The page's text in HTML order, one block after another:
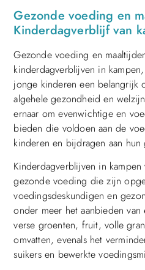
Gezonde voeding en
Kinderdagverblijf van
Gezonde voeding en
kinderdagverblijven in
jonge kinderen een belangrijk
algehele gezondheid en
ernaar om evenwichtige en
bieden die voldoen aan de
kinderen en bijdragen aan
Kinderdagverblijven in
gezonde voeding die zijn
voedingsdeskundigen en
onder meer het aanbieden
verse groenten, fruit, volle
omvatten, evenals het
suikers en bewerkte